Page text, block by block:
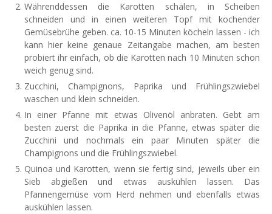
Währenddessen die Karotten schälen, in Scheiben
schneiden und in einen weiteren Topf mit kochender
Gemüsebrühe geben. ca. 10-15 Minuten köcheln lassen - ich
kann hier keine genaue Zeitangabe machen, am besten
probiert ihr einfach, ob die Karotten nach 10 Minuten schon
weich genug sind.
Zucchini, Champignons, Paprika und Frühlingszwiebel
waschen und klein schneiden.
In einer Pfanne mit etwas Olivenöl anbraten. Gebt am
besten zuerst die Paprika in die Pfanne, etwas später die
Zucchini und nochmals ein paar Minuten später die
Champignons und die Frühlingszwiebel.
Quinoa und Karotten, wenn sie fertig sind, jeweils über ein
Sieb abgießen und etwas auskühlen lassen. Das
Pfannengemüse vom Herd nehmen und ebenfalls etwas
auskühlen lassen.